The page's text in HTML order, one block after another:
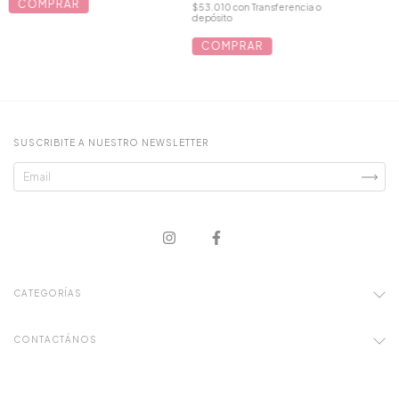
COMPRAR $53.010con Transferencia o
depósito
COMPRAR
SUSCRIBITE A NUESTRO NEWSLETTER
CATEGORÍAS
CONTACTÁNOS